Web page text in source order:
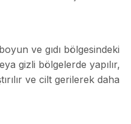
ve gıdı bölgesindeki
gizli bölgelerde yapılır,
ve cilt gerilerek daha